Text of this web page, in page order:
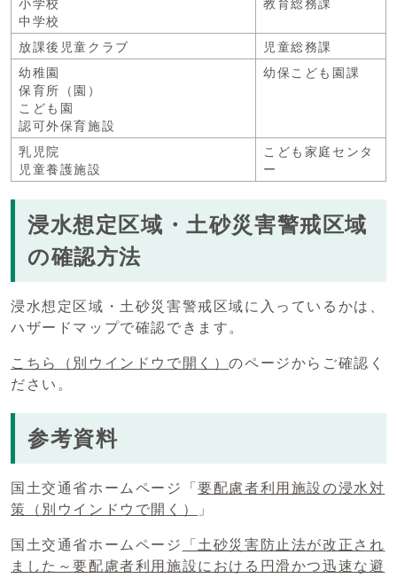
小学校
中学校
教育総務課
放課後児童クラブ
児童総務課
幼稚園
保育所（園）
こども園
認可外保育施設
幼保こども園課
乳児院
児童養護施設
こども家庭センタ
ー
浸水想定区域・土砂災害警戒区域
の確認方法
浸水想定区域・土砂災害警戒区域に入っているかは、
ハザードマップで確認できます。
こちら （別ウインドウで開く）のページからご確認く
ださい。
参考資料
国土交通省ホームページ「要配慮者利用施設の浸水対
策 （別ウインドウで開く） 」
国土交通省ホームページ
「土砂災害防止法が改正され
ました～要配慮者利用施設における円滑かつ迅速な避